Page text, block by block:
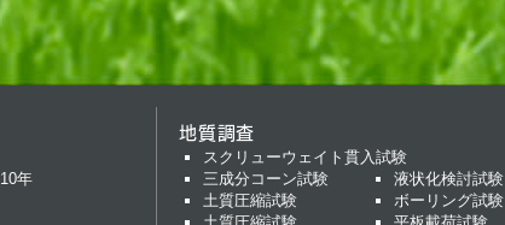
年
地質調査
スクリューウェイト貫入試験
三成分コーン試験
液状化検討試験
土質圧縮試験
ボーリング試験